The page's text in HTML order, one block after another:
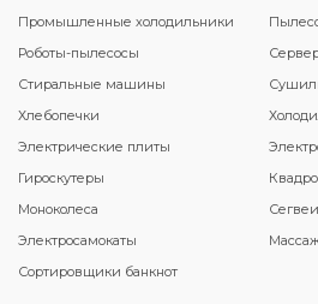
Промышленные холодильники
Роботы-пылесосы
Стиральные машины
Хлебопечки
Электрические плиты
Гироскутеры
Моноколеса
Сегвеи
Электросамокаты
Сортировщики банкнот